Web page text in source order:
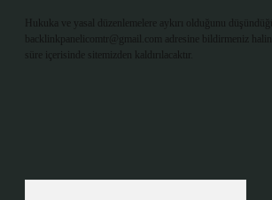
Hukuka ve yasal düzenlemelere aykırı olduğunu
backlinkpanelicomtr@gmail.com
adresine bildirmeniz
süre içerisinde sitemizden kaldırılacaktır.